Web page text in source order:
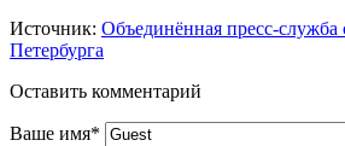
Источник: Объединённая пресс-служба
Петербурга
Оставить комментарий
Ваше имя*